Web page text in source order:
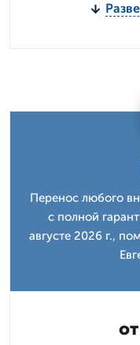
Перенос любого
с полной
августе 2026 г.,